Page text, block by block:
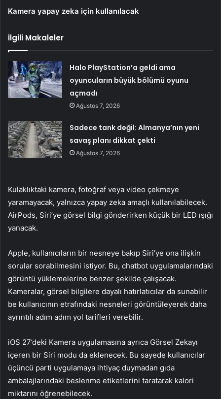
Kamera yapay zeka için kullanılacak
İlgili Makaleler
Halo PlayStation’a geldi ama
oyuncuların büyük bölümü oyunu
açmadı
Ağustos 7, 2026
Sadece tank değil: Almanya’nın yeni
savaş planı dikkat çekti
Ağustos 7, 2026
Kulaklıktaki kamera, fotoğraf veya video çekmeye
yaramayacak, yalnızca yapay zeka amaçlı kullanılabilecek.
AirPods, Siri’ye görsel bilgi gönderirken küçük bir LED ışığı
yanacak.
Apple, kullanıcıların bir nesneye bakıp Siri’ye ona ilişkin
sorular sorabilmesini istiyor. Bu, chatbot uygulamalarındaki
görüntü yüklemelerine benzer şekilde çalışacak.
Kameralar, görsel bilgilere dayalı hatırlatıcılar da sunabilir
be kullanıcının etrafındaki nesneleri görüntüleyerek daha
ayrıntılı adım adım yol tarifleri verebilir.
iOS 27’deki Kamera uygulamasına ayrıca Görsel Zekayı
içeren bir Siri modu da eklenecek. Bu sayede kullanıcılar
üçüncü parti uygulamaya ihtiyaç duymadan gıda
ambalajlarındaki beslenme etiketlerini taratarak kalori
miktarını öğrenebilecek.